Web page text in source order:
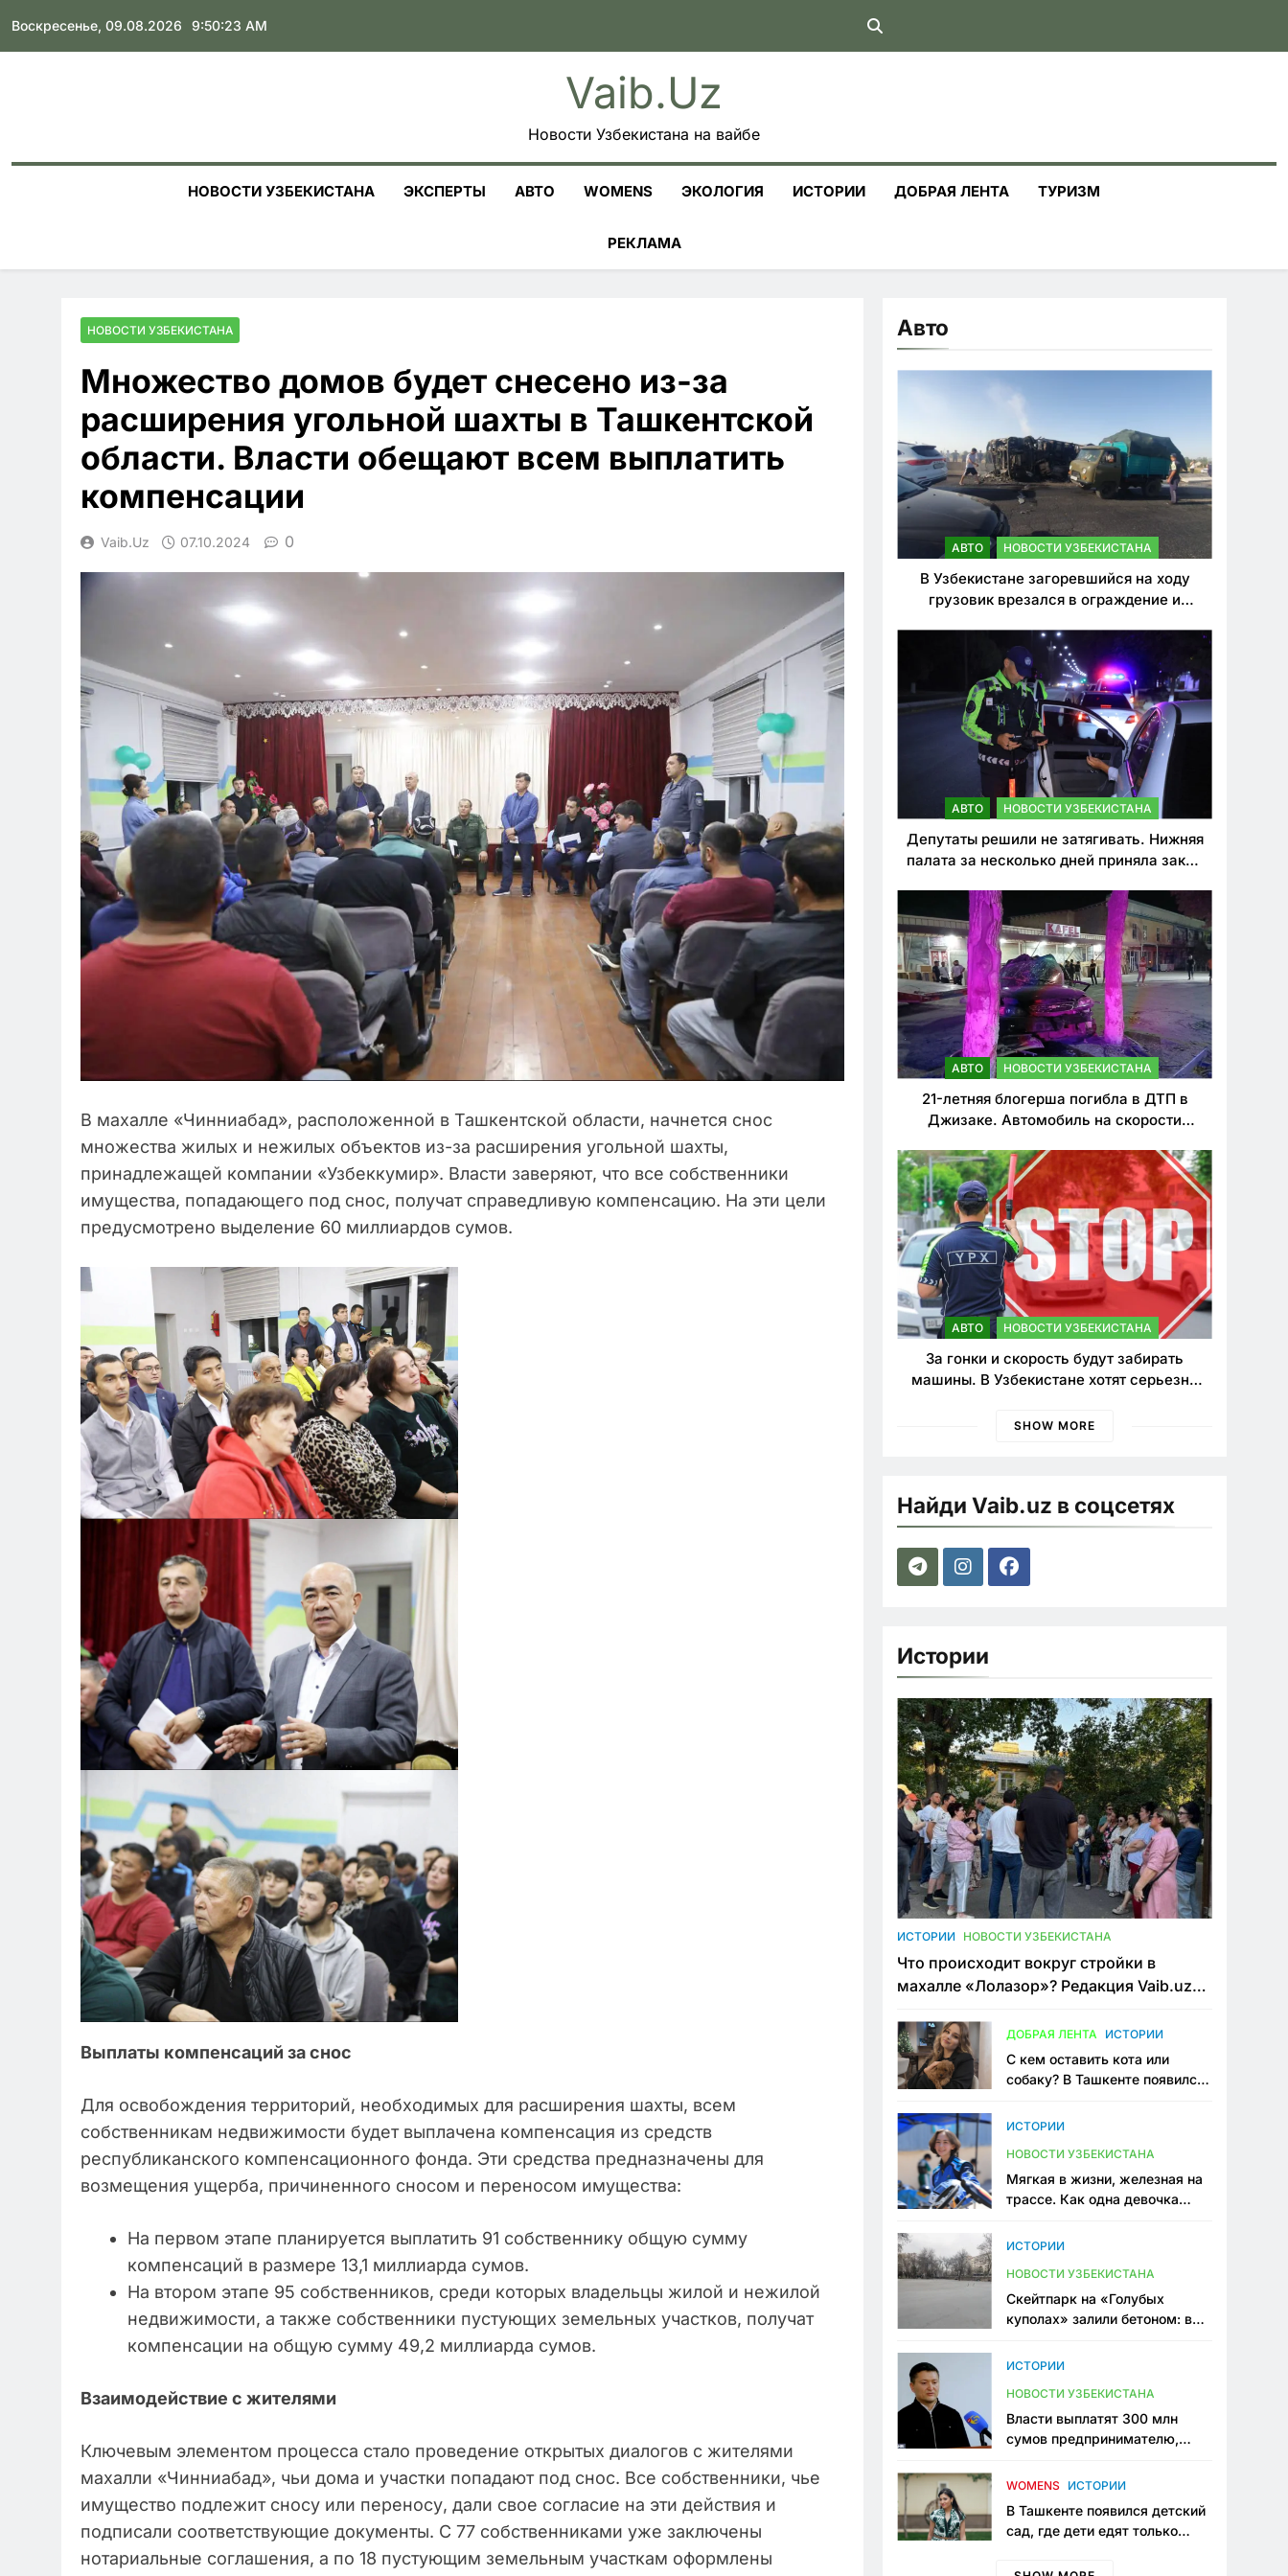
to
content
Воскресенье, 09.08.2026 9:50:25 AM
Vaib.uz
Новости Узбекистана на вайбе
НОВОСТИ УЗБЕКИСТАНА ЭКСПЕРТЫ АВТО WOMENS ЭКОЛОГИЯ ИСТОРИИ ДОБРАЯ ЛЕНТА ТУРИЗМ
РЕКЛАМА
НОВОСТИ УЗБЕКИСТАНА
Множество домов будет снесено из-за
расширения угольной шахты в Ташкентской
области. Власти обещают всем выплатить
компенсации
Vaib.uz 07.10.2024 0
В махалле «Чинниабад», расположенной в Ташкентской области, начнется снос
множества жилых и нежилых объектов из-за расширения угольной шахты,
принадлежащей компании «Узбеккумир». Власти заверяют, что все собственники
имущества, попадающего под снос, получат справедливую компенсацию. На эти цели
предусмотрено выделение 60 миллиардов сумов.
Выплаты компенсаций за снос
Для освобождения территорий, необходимых для расширения шахты, всем
собственникам недвижимости будет выплачена компенсация из средств
республиканского компенсационного фонда. Эти средства предназначены для
возмещения ущерба, причиненного сносом и переносом имущества:
На первом этапе планируется выплатить 91 собственнику общую сумму
компенсаций в размере 13,1 миллиарда сумов.
На втором этапе 95 собственников, среди которых владельцы жилой и нежилой
недвижимости, а также собственники пустующих земельных участков, получат
компенсации на общую сумму 49,2 миллиарда сумов.
Взаимодействие с жителями
Ключевым элементом процесса стало проведение открытых диалогов с жителями
махалли «Чинниабад», чьи дома и участки попадают под снос. Все собственники, чье
имущество подлежит сносу или переносу, дали свое согласие на эти действия и
подписали соответствующие документы. С 77 собственниками уже заключены
нотариальные соглашения, а по 18 пустующим земельным участкам оформлены
Авто
АВТО НОВОСТИ УЗБЕКИСТАНА
В Узбекистане загоревшийся на ходу
грузовик врезался в ограждение и
АВТО НОВОСТИ УЗБЕКИСТАНА
Депутаты решили не затягивать. Нижняя
палата за несколько дней приняла закон
нарушителей ПДД
АВТО НОВОСТИ УЗБЕКИСТАНА
21-летняя блогерша погибла в ДТП в
Джизаке. Автомобиль на скорости
АВТО НОВОСТИ УЗБЕКИСТАНА
За гонки и скорость будут забирать
машины. В Узбекистане хотят серьезно
SHOW MORE
Найди Vaib.uz в соцсетях
Истории
ИСТОРИИ НОВОСТИ УЗБЕКИСТАНА
Что происходит вокруг стройки в
махалле «Лолазор»? Редакция Vaib.uz
конфликта
ДОБРАЯ ЛЕНТА ИСТОРИИ
С кем оставить кота или
собаку? В Ташкенте появился
ИСТОРИИ
НОВОСТИ УЗБЕКИСТАНА
Мягкая в жизни, железная на
трассе. Как одна девочка
Узбекистане
ИСТОРИИ
НОВОСТИ УЗБЕКИСТАНА
Скейтпарк на «Голубых
куполах» залили бетоном: в
одно общественное
ИСТОРИИ
НОВОСТИ УЗБЕКИСТАНА
Власти выплатят 300 млн
сумов предпринимателю,
тюрьме по незаконному
WOMENS ИСТОРИИ
В Ташкенте появился детский
сад, где дети едят только
мама, которая устала просить